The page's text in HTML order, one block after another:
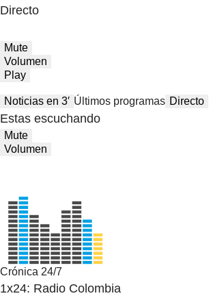
Directo
Mute
Volumen
Play
Noticias en 3′ Últimos programas Directo
Estas escuchando
Mute
Volumen
Crónica 24/7
1x24: Radio Colombia